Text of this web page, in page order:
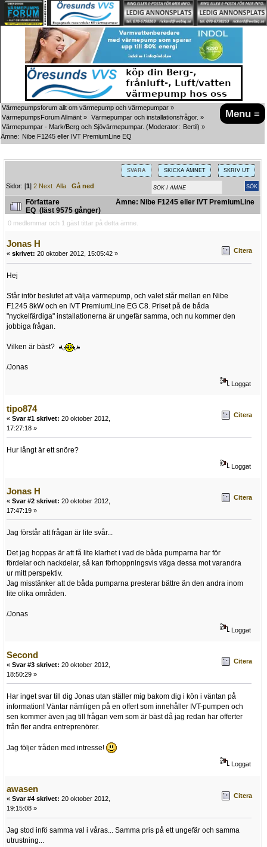
Menu ≡
Värmepumpsforum allt om värmepump och värmepumpar »
VärmepumpsForum Allmänt » Värmepumpar och installationsfrågor. »
Värmepumpar - Mark/Berg och Sjövärmepumpar. (Moderator: Bertil) »
Ämne: Nibe F1245 eller IVT PremiumLine EQ
SVARA SKICKA ÄMNET SKRIV UT
Sidor: [1]2 Next Alla Gå ned
Författare
Ämne: Nibe F1245 eller IVT PremiumLine
EQ (läst 9575 gånger)
0 medlemmar och 1 gäst tittar på detta ämne.
Jonas H
« skrivet: 20 oktober 2012, 15:05:42 » Citera
Hej
Står inför beslutet att välja värmepump, och valet står mellan en Nibe
F1245 8kW och en IVT PremiumLine EG C8. Priset på de båda
"nyckelfärdiga" installationerna är ungefär samma, och nu kommer den
jobbiga frågan.
Vilken är bäst?
/Jonas
Loggat
tipo874
« Svar #1 skrivet: 20 oktober 2012,
17:27:18 »
Citera
Hur långt är ett snöre?
Loggat
Jonas H
« Svar #2 skrivet: 20 oktober 2012,
17:47:19 »
Citera
Jag förstår att frågan är lite svår...
Det jag hoppas är att få lite klarhet i vad de båda pumparna har för
fördelar och nackdelar, så kan förhoppningsvis väga dessa mot varandra
ur mitt perspektiv.
Jag misstänker att de båda pumparna presterar bättre än den andra inom
lite olika områden.
/Jonas
Loggat
Second
« Svar #3 skrivet: 20 oktober 2012,
18:50:29 »
Citera
Har inget svar till dig Jonas utan ställer mig bakom dig i kön i väntan på
information! Väntar nämligen på en offert som innehåller IVT-pumpen och
sen kommer även jag till frågan vem som är bäst då jag redan har offerter
från fler andra entreprenörer.
Jag följer tråden med intresse!
Loggat
awasen
« Svar #4 skrivet: 20 oktober 2012,
19:15:08 »
Citera
Jag stod infö samma val i våras... Samma pris på ett ungefär och samma
utrustning...